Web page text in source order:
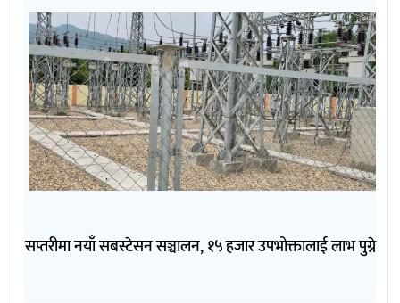
सप्तरीमा नयाँ सबस्टेसन सञ्चालन, १५ हजार उपभोक्तालाई लाभ पुग्ने